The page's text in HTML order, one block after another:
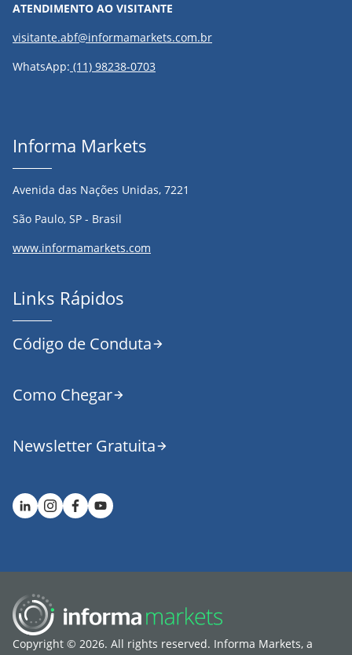
ATENDIMENTO AO VISITANTE
visitante.abf@informamarkets.com.br
WhatsApp: (11) 98238-0703
Informa Markets
Avenida das Nações Unidas, 7221
São Paulo, SP - Brasil
www.informamarkets.com
Links Rápidos
Código de Conduta
Como Chegar
Newsletter Gratuita
Copyright © 2026. All rights reserved. Informa Markets, a